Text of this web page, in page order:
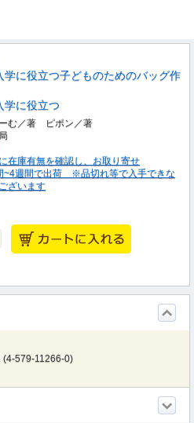
学に役立つ子どものためのバッグ作
学に役立つ
む／著 ピポン／著
在庫有無を確認し、お取り寄せ
~4週間で出荷 ※品切れ等で入手できな
ざいます
(4-579-11266-0)